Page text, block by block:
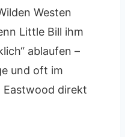
Westen
Little Bill ihm
ablaufen –
und oft im
Eastwood direkt